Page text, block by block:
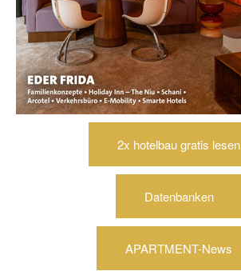
2x hotelbau gratis lesen
Datenbanken
APARTMENT-News